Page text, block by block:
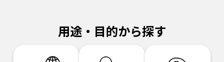
用途・目的から探す